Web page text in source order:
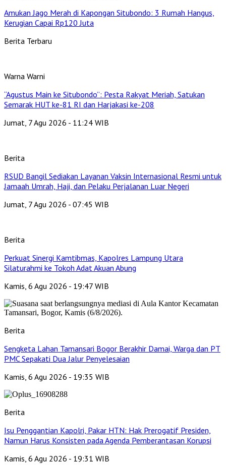
Amukan Jago Merah di Kapongan Situbondo: 3 Rumah Hangus,
Kerugian Capai Rp120 Juta
Berita Terbaru
Warna Warni
“Agustus Main ke Situbondo”: Pesta Rakyat Meriah, Satukan
Semarak HUT ke-81 RI dan Harjakasi ke-208
Jumat, 7 Agu 2026 - 11:24 WIB
Berita
RSUD Bangil Sediakan Layanan Vaksin Internasional Resmi untuk
Jamaah Umrah, Haji, dan Pelaku Perjalanan Luar Negeri
Jumat, 7 Agu 2026 - 07:45 WIB
Berita
Perkuat Sinergi Kamtibmas, Kapolres Lampung Utara
Silaturahmi ke Tokoh Adat Akuan Abung
Kamis, 6 Agu 2026 - 19:47 WIB
Berita
Sengketa Lahan Tamansari Bogor Berakhir Damai, Warga dan PT
PMC Sepakati Dua Jalur Penyelesaian
Kamis, 6 Agu 2026 - 19:35 WIB
Berita
Isu Penggantian Kapolri, Pakar HTN: Hak Prerogatif Presiden,
Namun Harus Konsisten pada Agenda Pemberantasan Korupsi
Kamis, 6 Agu 2026 - 19:31 WIB